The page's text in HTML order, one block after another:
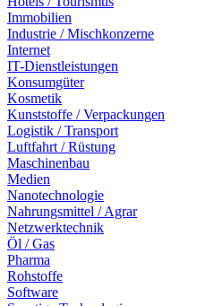
Immobilien
Industrie / Mischkonzerne
Internet
IT-Dienstleistungen
Konsumgüter
Kosmetik
Kunststoffe / Verpackungen
Logistik / Transport
Luftfahrt / Rüstung
Maschinenbau
Medien
Nanotechnologie
Nahrungsmittel / Agrar
Netzwerktechnik
Öl / Gas
Pharma
Rohstoffe
Software